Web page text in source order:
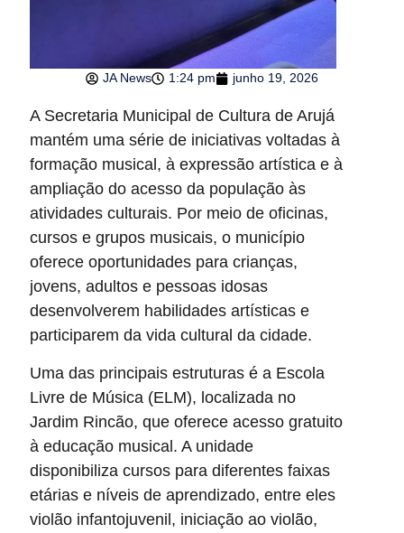
JA News 1:24 pm junho 19, 2026
A Secretaria Municipal de Cultura de Arujá
mantém uma série de iniciativas voltadas à
formação musical, à expressão artística e à
ampliação do acesso da população às
atividades culturais. Por meio de oficinas,
cursos e grupos musicais, o município
oferece oportunidades para crianças,
jovens, adultos e pessoas idosas
desenvolverem habilidades artísticas e
participarem da vida cultural da cidade.
Uma das principais estruturas é a Escola
Livre de Música (ELM), localizada no
Jardim Rincão, que oferece acesso gratuito
à educação musical. A unidade
disponibiliza cursos para diferentes faixas
etárias e níveis de aprendizado, entre eles
violão infantojuvenil, iniciação ao violão,